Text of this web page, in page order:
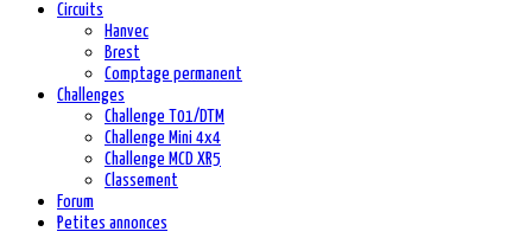
Circuits
Hanvec
Brest
Comptage permanent
Challenges
Challenge T01/DTM
Challenge Mini 4x4
Challenge MCD XR5
Classement
Forum
Petites annonces